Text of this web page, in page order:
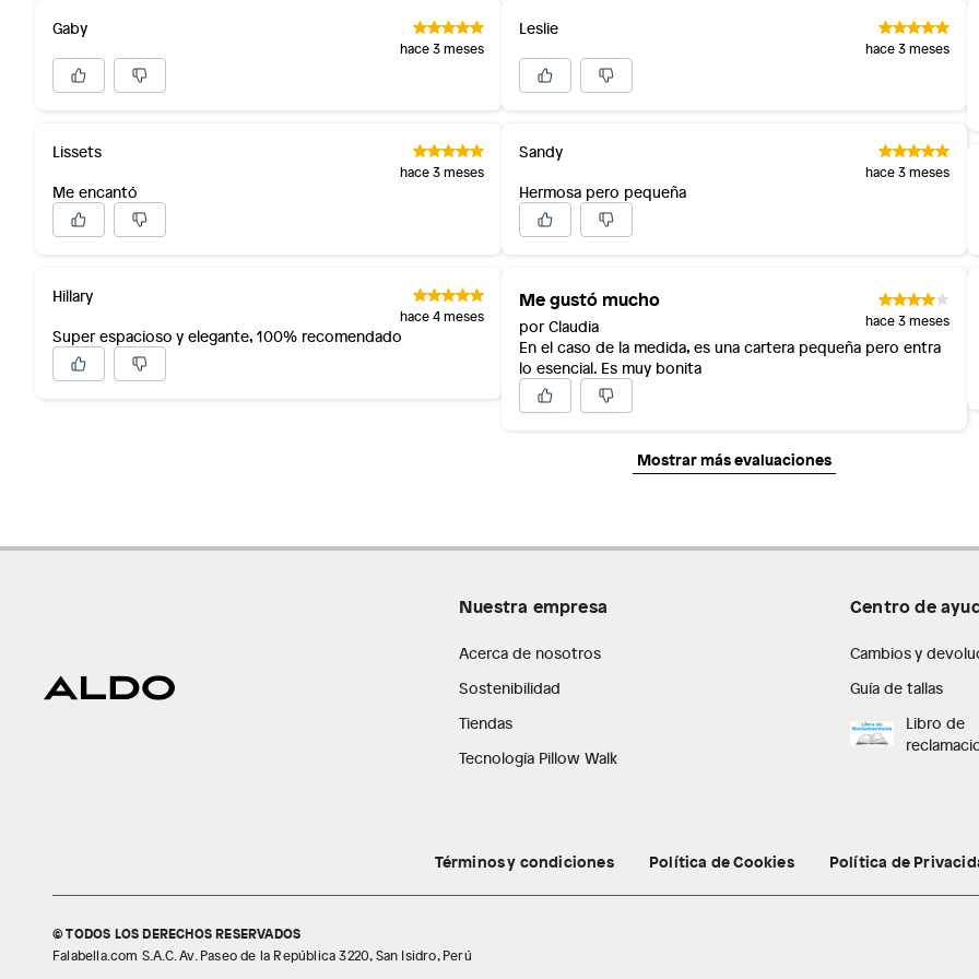
Gaby
hace 3 meses
Lissets
hace 3 meses
Me encantó
Hillary
hace 4 meses
Super espacioso y elegante, 100% recomendado
Leslie
hace 3 meses
Sandy
hace 3 meses
Hermosa pero pequeña
Me gustó mucho
por Claudia hace 3 meses
En el caso de la medida, es una cartera pequeña pero entra
lo esencial. Es muy bonita
Mostrar más evaluaciones
Nuestra empresa
Acerca de nosotros
Sostenibilidad
Tiendas
Tecnología Pillow Walk
Centro de
Cambios y
Guía de tallas
Libro de
Términos y condiciones Política de Cookies Política de
© TODOS LOS DERECHOS RESERVADOS
Falabella.com S.A.C. Av. Paseo de la República 3220, San Isidro, Perú